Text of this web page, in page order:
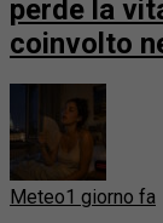
perde la
coinvolto
Meteo1 giorno fa